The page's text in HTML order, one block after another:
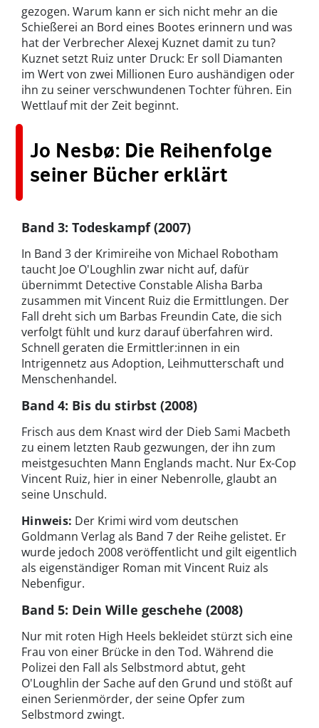
gezogen. Warum kann er sich nicht mehr an die
Schießerei an Bord eines Bootes erinnern und was
hat der Verbrecher Alexej Kuznet damit zu tun?
Kuznet setzt Ruiz unter Druck: Er soll Diamanten
im Wert von zwei Millionen Euro aushändigen oder
ihn zu seiner verschwundenen Tochter führen. Ein
Wettlauf mit der Zeit beginnt.
Jo Nesbø: Die Reihenfolge
seiner Bücher erklärt
Band 3: Todeskampf (2007)
In Band 3 der Krimireihe von Michael Robotham
taucht Joe O'Loughlin zwar nicht auf, dafür
übernimmt Detective Constable Alisha Barba
zusammen mit Vincent Ruiz die Ermittlungen. Der
Fall dreht sich um Barbas Freundin Cate, die sich
verfolgt fühlt und kurz darauf überfahren wird.
Schnell geraten die Ermittler:innen in ein
Intrigennetz aus Adoption, Leihmutterschaft und
Menschenhandel.
Band 4: Bis du stirbst (2008)
Frisch aus dem Knast wird der Dieb Sami Macbeth
zu einem letzten Raub gezwungen, der ihn zum
meistgesuchten Mann Englands macht. Nur Ex-Cop
Vincent Ruiz, hier in einer Nebenrolle, glaubt an
seine Unschuld.
Hinweis: Der Krimi wird vom deutschen
Goldmann Verlag als Band 7 der Reihe gelistet. Er
wurde jedoch 2008 veröffentlicht und gilt eigentlich
als eigenständiger Roman mit Vincent Ruiz als
Nebenfigur.
Band 5: Dein Wille geschehe (2008)
Nur mit roten High Heels bekleidet stürzt sich eine
Frau von einer Brücke in den Tod. Während die
Polizei den Fall als Selbstmord abtut, geht
O'Loughlin der Sache auf den Grund und stößt auf
einen Serienmörder, der seine Opfer zum
Selbstmord zwingt.